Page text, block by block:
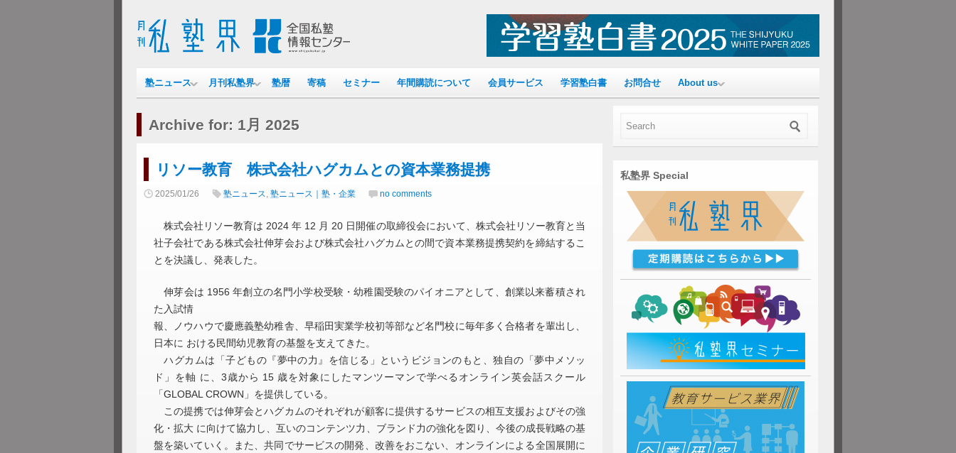
塾ニュース 月刊私塾界 塾暦 寄稿 セミナー 年間購読について 会員サービス 学習塾白書 お問合せ About us
Archive for: 1月 2025
リソー教育 株式会社ハグカムとの資本業務提携
2025/01/26 塾ニュース, 塾ニュース｜塾・企業 no comments
株式会社リソー教育は 2024 年 12 月 20 日開催の取締役会において、株式会社リソー教育と当
社子会社である株式会社伸芽会および株式会社ハグカムとの間で資本業務提携契約を締結するこ
とを決議し、発表した。
伸芽会は 1956 年創立の名門小学校受験・幼稚園受験のパイオニアとして、創業以来蓄積され
た入試情
報、ノウハウで慶應義塾幼稚舎、早稲田実業学校初等部など名門校に毎年多く合格者を輩出し、
日本に おける民間幼児教育の基盤を支えてきた。
ハグカムは「子どもの『夢中の力』を信じる」というビジョンのもと、独自の「夢中メソッ
ド」を軸 に、3歳から 15 歳を対象にしたマンツーマンで学べるオンライン英会話スクール
「GLOBAL CROWN」を提供している。
この提携では伸芽会とハグカムのそれぞれが顧客に提供するサービスの相互支援およびその強
化・拡大 に向けて協力し、互いのコンテンツ力、ブランド力の強化を図り、今後の成長戦略の基
盤を築いていく。また、共同でサービスの開発、改善をおこない、オンラインによる全国展開に
私塾界 Special